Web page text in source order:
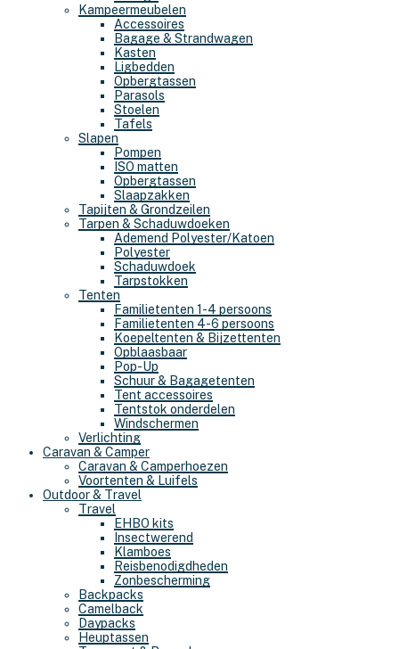
Kampeermeubelen
Accessoires
Bagage & Strandwagen
Kasten
Ligbedden
Opbergtassen
Parasols
Stoelen
Tafels
Slapen
Pompen
ISO matten
Opbergtassen
Slaapzakken
Tapijten & Grondzeilen
Tarpen & Schaduwdoeken
Ademend Polyester/Katoen
Polyester
Schaduwdoek
Tarpstokken
Tenten
Familietenten 1-4 persoons
Familietenten 4-6 persoons
Koepeltenten & Bijzettenten
Opblaasbaar
Pop-Up
Schuur & Bagagetenten
Tent accessoires
Tentstok onderdelen
Windschermen
Verlichting
Caravan & Camper
Caravan & Camperhoezen
Voortenten & Luifels
Outdoor & Travel
Travel
EHBO kits
Insectwerend
Klamboes
Reisbenodigdheden
Zonbescherming
Backpacks
Camelback
Daypacks
Heuptassen